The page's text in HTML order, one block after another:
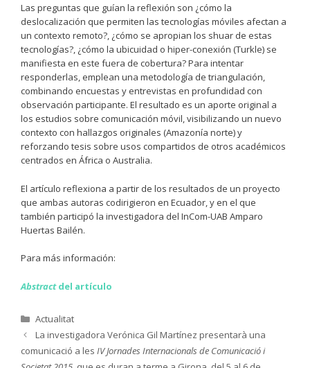
Las preguntas que guían la reflexión son ¿cómo la
deslocalización que permiten las tecnologías móviles afectan a
un contexto remoto?, ¿cómo se apropian los shuar de estas
tecnologías?, ¿cómo la ubicuidad o hiper-conexión (Turkle) se
manifiesta en este fuera de cobertura? Para intentar
responderlas, emplean una metodología de triangulación,
combinando encuestas y entrevistas en profundidad con
observación participante. El resultado es un aporte original a
los estudios sobre comunicación móvil, visibilizando un nuevo
contexto con hallazgos originales (Amazonía norte) y
reforzando tesis sobre usos compartidos de otros académicos
centrados en África o Australia.
El artículo reflexiona a partir de los resultados de un proyecto
que ambas autoras codirigieron en Ecuador, y en el que
también participó la investigadora del InCom-UAB Amparo
Huertas Bailén.
Para más información:
Abstractdel artículo
Categories
Actualitat
La investigadora Verónica Gil Martínez presentarà una
comunicació a les IV Jornades Internacionals de Comunicació i